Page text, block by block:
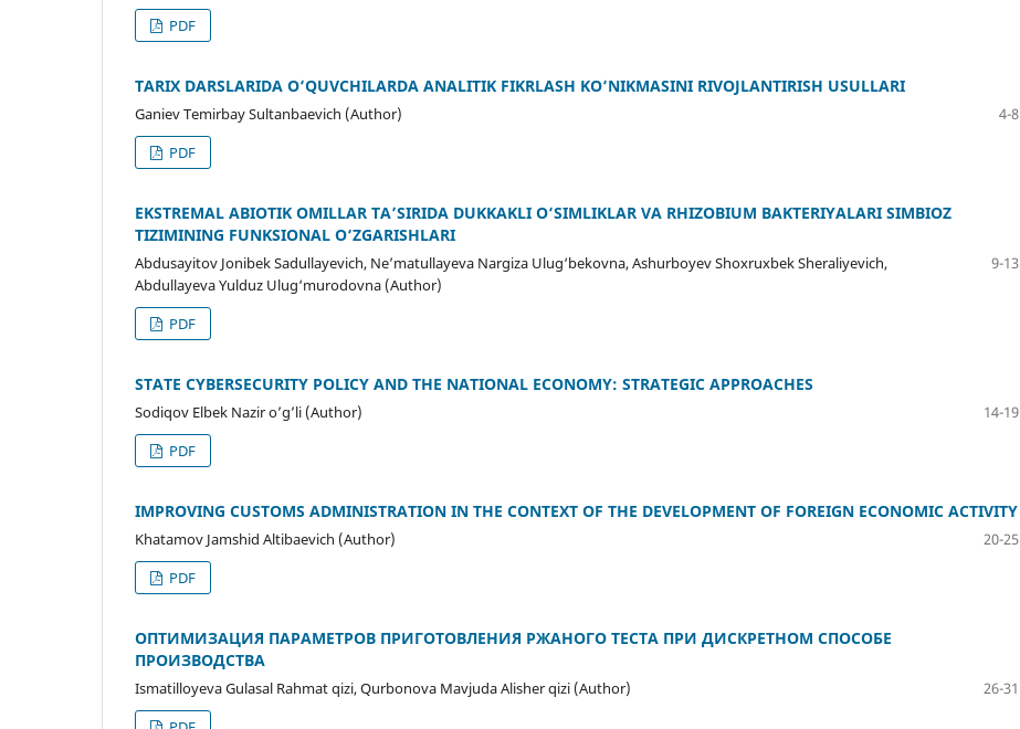
PDF
TARIX DARSLARIDA O‘QUVCHILARDA ANALITIK FIKRLASH KO‘NIKMASINI RIVOJLANTIRISH USULLARI
Ganiev Temirbay Sultanbaevich (Author)
4-8
PDF
EKSTREMAL ABIOTIK OMILLAR TA’SIRIDA DUKKAKLI O‘SIMLIKLAR VA RHIZOBIUM BAKTERIYALARI SIMBIOZ
TIZIMINING FUNKSIONAL O‘ZGARISHLARI
Abdusayitov Jonibek Sadullayevich, Ne’matullayeva Nargiza Ulug‘bekovna, Ashurboyev Shoxruxbek Sheraliyevich,
Abdullayeva Yulduz Ulug‘murodovna (Author)
9-13
PDF
STATE CYBERSECURITY POLICY AND THE NATIONAL ECONOMY: STRATEGIC APPROACHES
Sodiqov Elbek Nazir o’g’li (Author)
14-19
PDF
IMPROVING CUSTOMS ADMINISTRATION IN THE CONTEXT OF THE DEVELOPMENT OF FOREIGN ECONOMIC ACTIVITY
Khatamov Jamshid Altibaevich (Author)
20-25
PDF
ОПТИМИЗАЦИЯ ПАРАМЕТРОВ ПРИГОТОВЛЕНИЯ РЖАНОГО ТЕСТА ПРИ ДИСКРЕТНОМ СПОСОБЕ
ПРОИЗВОДСТВА
Ismatilloyeva Gulasal Rahmat qizi, Qurbonova Mavjuda Alisher qizi (Author)
26-31